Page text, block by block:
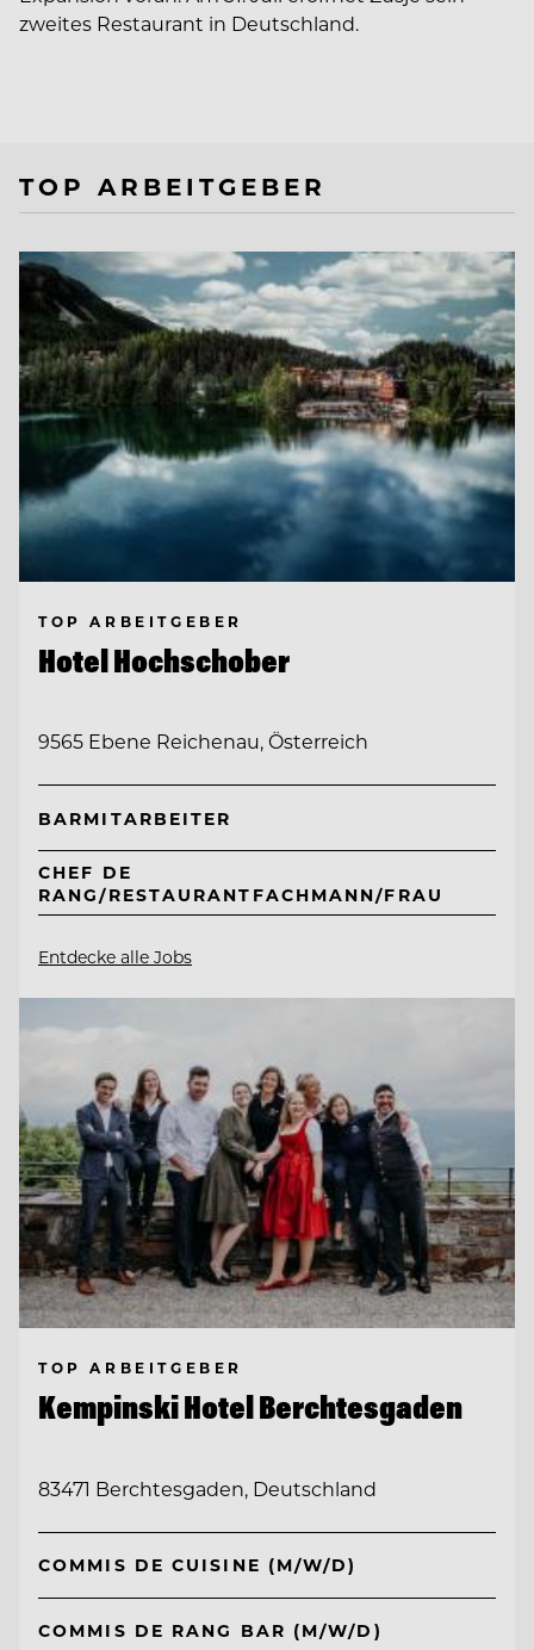
zweites Restaurant in Deutschland.
TOP ARBEITGEBER
TOP ARBEITGEBER
Hotel Hochschober
9565 Ebene Reichenau, Österreich
BARMITARBEITER
CHEF DE
RANG/RESTAURANTFACHMANN/FRAU
Entdecke alle Jobs
TOP ARBEITGEBER
Kempinski Hotel Berchtesgaden
83471 Berchtesgaden, Deutschland
COMMIS DE CUISINE (M/W/D)
COMMIS DE RANG BAR (M/W/D)